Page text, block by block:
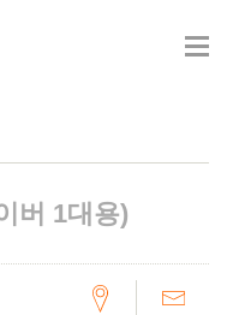
버 1대용)